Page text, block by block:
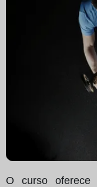
O curso oferece